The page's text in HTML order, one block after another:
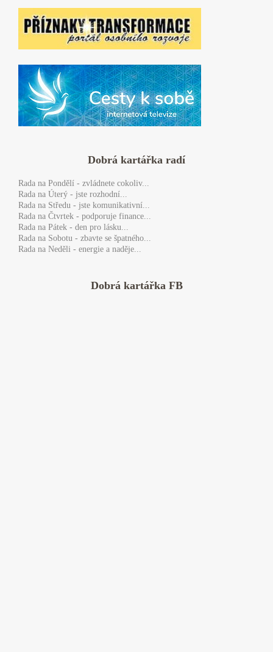
Dobrá kartářka radí
Rada na Pondělí - zvládnete cokoliv...
Rada na Úterý - jste rozhodní...
Rada na Středu - jste komunikativní...
Rada na Čtvrtek - podporuje finance...
Rada na Pátek - den pro lásku...
Rada na Sobotu - zbavte se špatného...
Rada na Neděli - energie a naděje...
Dobrá kartářka FB